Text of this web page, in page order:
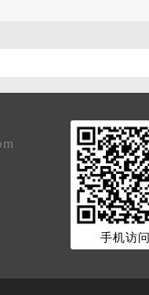
手机访问